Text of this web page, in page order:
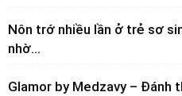
Nôn trớ nhiều lần ở trẻ sơ
nhờ...
Glamor by Medzavy –